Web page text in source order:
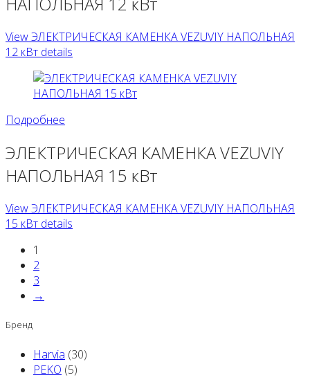
View ЭЛЕКТРИЧЕСКАЯ КАМЕНКА VEZUVIY НАПОЛЬНАЯ
12 кВт details
Подробнее
ЭЛЕКТРИЧЕСКАЯ КАМЕНКА VEZUVIY
НАПОЛЬНАЯ 15 кВт
View ЭЛЕКТРИЧЕСКАЯ КАМЕНКА VEZUVIY НАПОЛЬНАЯ
15 кВт details
1
2
3
→
Бренд
Harvia (30)
PEKO (5)